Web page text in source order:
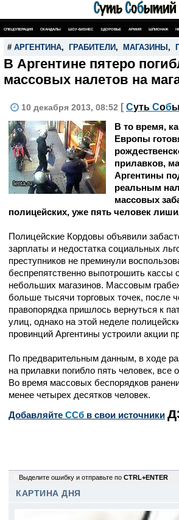
СПЕЦОПЕРАЦИЯ СКАНДАЛЫ ШОУ-БИЗНЕС ЗДОРОВЬЕ АРМИЯ ШПИОНАЖ
# АРГЕНТИНА, ГРАБИТЕЛИ , МАГАЗИНЫ ,
В Аргентине пятеро
массовых налетов на
10 декабря 2013, 08:52 [ Суть Соб
lenta.ru
В то время,
Европы
прилавков,
Аргентины
реальным
массовых
полицейских, уже пять человек
Полицейские Кордовы объявили
зарплаты и недостатка социальных
преступников не преминули
беспрепятственно выпотрошить кассы
небольших магазинов. Массовым
больше тысячи торговых точек, после
правопорядка пришлось вернуться к
улиц, однако на этой неделе
провинций Аргентины устроили акции
По предварительным данным, в ходе
на прилавки погибло пять человек, все
Во время массовых беспорядков
менее четырех десятков человек.
Добавляйте CСб в свои источники
Выделите ошибку и отправьте по CTRL+ENTER
КАРТИНА ДНЯ